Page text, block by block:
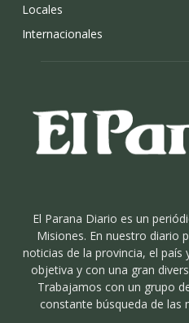
Locales
Internacionales
El Parana Diario es un
Misiones. En nuestro diario
noticias de la provincia, el país
objetiva y con una gran
Trabajamos con un grupo
constante búsqueda de las